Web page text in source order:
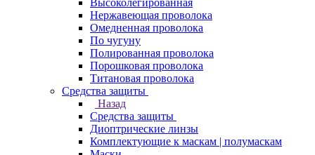
Высоколегированная
Нержавеющая проволока
Омедненная проволока
По чугуну
Полированная проволока
Порошковая проволока
Титановая проволока
Средства защиты
Назад
Средства защиты
Диоптрические линзы
Комплектующие к маскам | полумаскам